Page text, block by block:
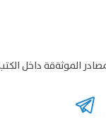
الموثةقة داخل